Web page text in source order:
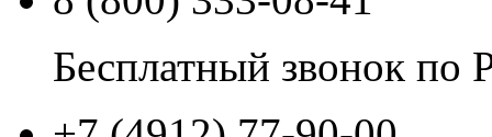
Бесплатный звонок по